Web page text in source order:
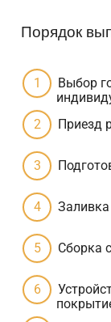
Порядок
Выбор
Приезд
Сборка